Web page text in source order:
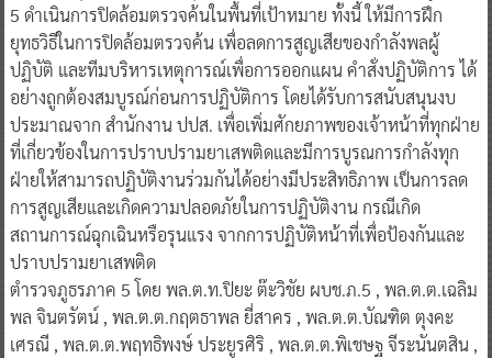
5 ดำเนินการปิดล้อมตรวจค้นในพื้นที่เป้าหมาย ทั้งนี้ ให้มีการฝึก
ยุทธวิธีในการปิดล้อมตรวจค้น เพื่อลดการสูญเสียของกำลังพลผู้
ปฏิบัติ และทีมบริหารเหตุการณ์เพื่อการออกแผน คำสั่งปฏิบัติการ ได้
อย่างถูกต้องสมบูรณ์ก่อนการปฏิบัติการ โดยได้รับการสนับสนุนงบ
ประมาณจาก สำนักงาน ปปส. เพื่อเพิ่มศักยภาพของเจ้าหน้าที่ทุกฝ่าย
ที่เกี่ยวข้องในการปราบปรามยาเสพติดและมีการบูรณการกำลังทุก
ฝ่ายให้สามารถปฏิบัติงานร่วมกันได้อย่างมีประสิทธิภาพ เป็นการลด
การสูญเสียและเกิดความปลอดภัยในการปฏิบัติงาน กรณีเกิด
สถานการณ์ฉุกเฉินหรือรุนแรง จากการปฏิบัติหน้าที่เพื่อป้องกันและ
ปราบปรามยาเสพติด
ตำรวจภูธรภาค 5 โดย พล.ต.ท.ปิยะ ต๊ะวิชัย ผบช.ภ.5 , พล.ต.ต.เฉลิม
พล จินตรัตน์ , พล.ต.ต.กฤตธาพล ยี่สาคร , พล.ต.ต.บัณฑิต ตุงคะ
เศรณี , พล.ต.ต.พฤทธิพงษ์ ประยูรศิริ , พล.ต.ต.พิเชษฐ จีระนันตสิน ,